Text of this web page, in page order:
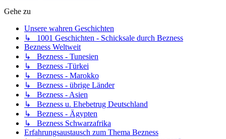
Gehe zu
Unsere wahren Geschichten
↳ 1001 Geschichten - Schicksale durch Bezness
Bezness Weltweit
↳ Bezness - Tunesien
↳ Bezness -Türkei
↳ Bezness - Marokko
↳ Bezness - übrige Länder
↳ Bezness - Asien
↳ Bezness u. Ehebetrug Deutschland
↳ Bezness - Ägypten
↳ Bezness Schwarzafrika
Erfahrungsaustausch zum Thema Bezness